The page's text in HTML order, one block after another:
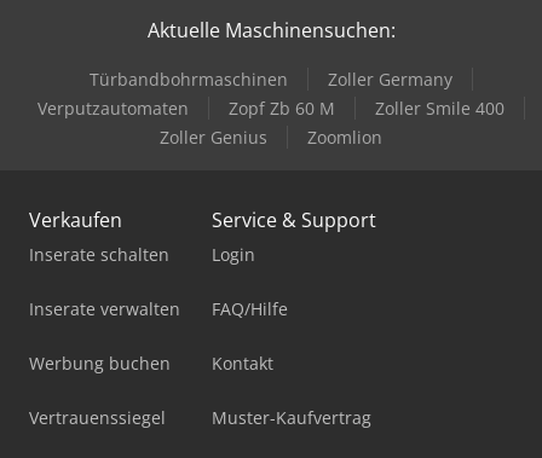
Aktuelle Maschinensuchen:
Türbandbohrmaschinen
Zoller Germany
Verputzautomaten
Zopf Zb 60 M
Zoller Smile 400
Zoller Genius
Zoomlion
Verkaufen
Inserate schalten
Inserate verwalten
Werbung buchen
Vertrauenssiegel
Service & Support
Login
FAQ/Hilfe
Kontakt
Muster-Kaufvertrag